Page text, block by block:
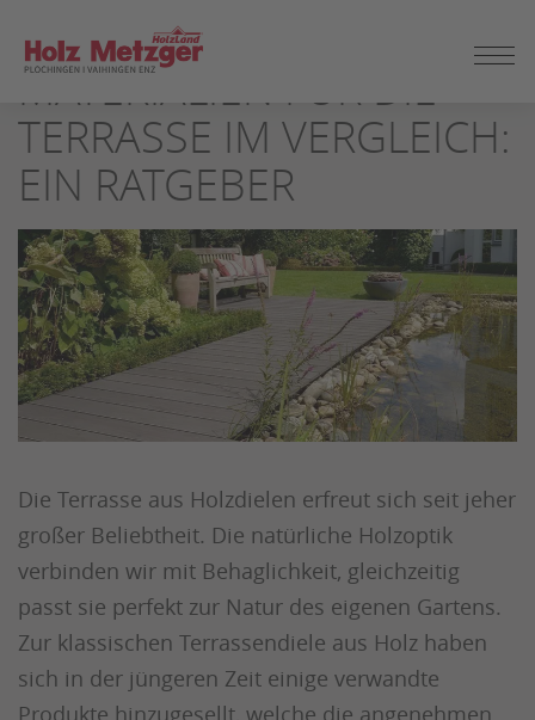
SEITENINHALT
MATERIALIEN FÜR DIE
TERRASSE IM VERGLEICH:
EIN RATGEBER
Die Terrasse aus Holzdielen erfreut sich seit jeher
großer Beliebtheit. Die natürliche Holzoptik
verbinden wir mit Behaglichkeit, gleichzeitig
passt sie perfekt zur Natur des eigenen Gartens.
Zur klassischen Terrassendiele aus Holz haben
sich in der jüngeren Zeit einige verwandte
Produkte hinzugesellt, welche die angenehmen